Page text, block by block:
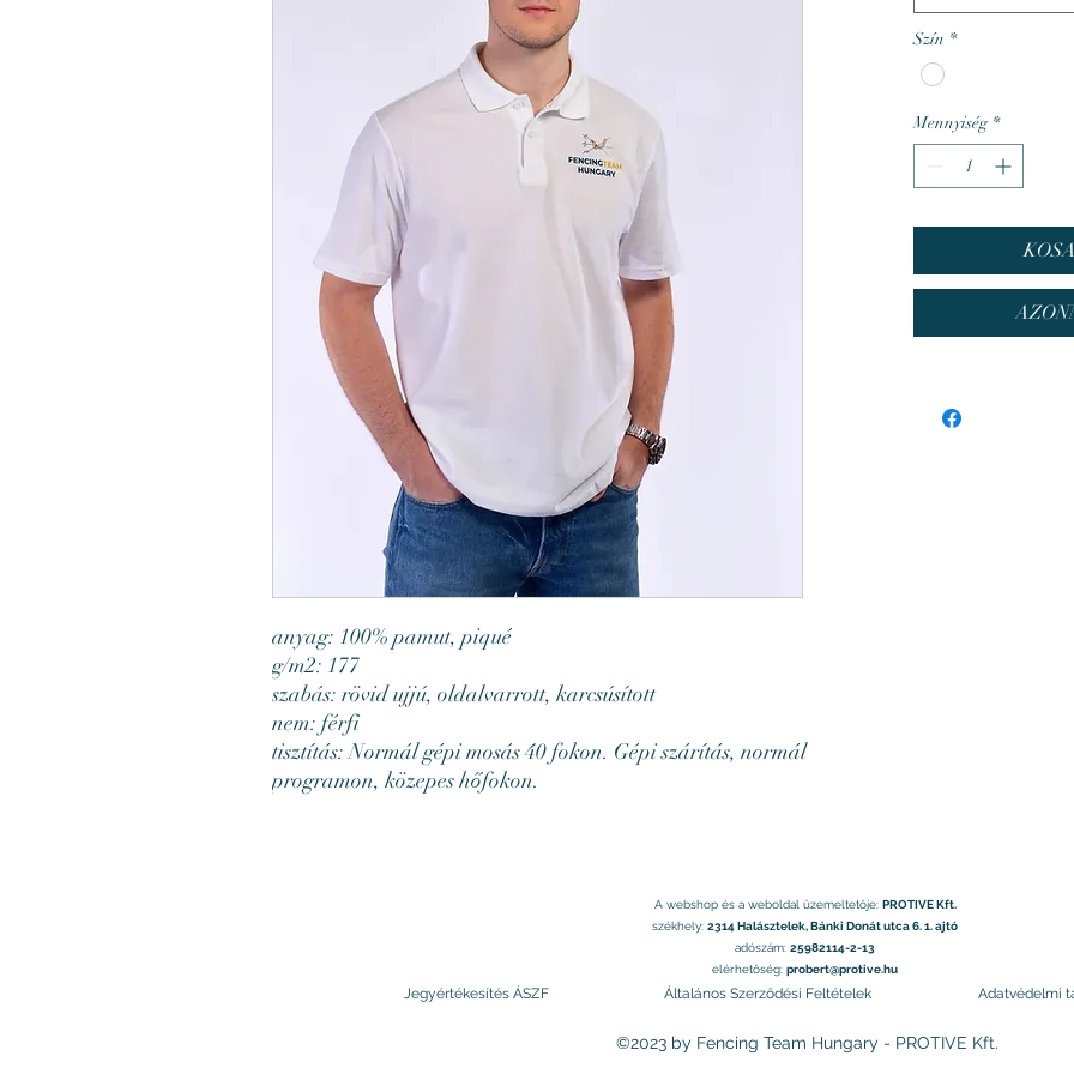
anyag: 100% pamut, piqué
g/m2: 177
szabás: rövid ujjú, oldalvarrott, karcsúsított
nem: férfi
tisztítás: Normál gépi mosás 40 fokon. Gépi szárítás, normál
programon, közepes hőfokon.
Szín *
Mennyiség *
A webshop és a weboldal üzemeltetője: PROTIVE Kft.
székhely: 2314 Halásztelek, Bánki Donát utca 6. 1. ajtó
adószám: 25982114-2-13
elérhetőség: probert@protive.hu
Jegyértékesítés ÁSZF Általános Szerződési Feltételek Adatvédelmi
©2023 by Fencing Team Hungary - PROTIVE Kft.